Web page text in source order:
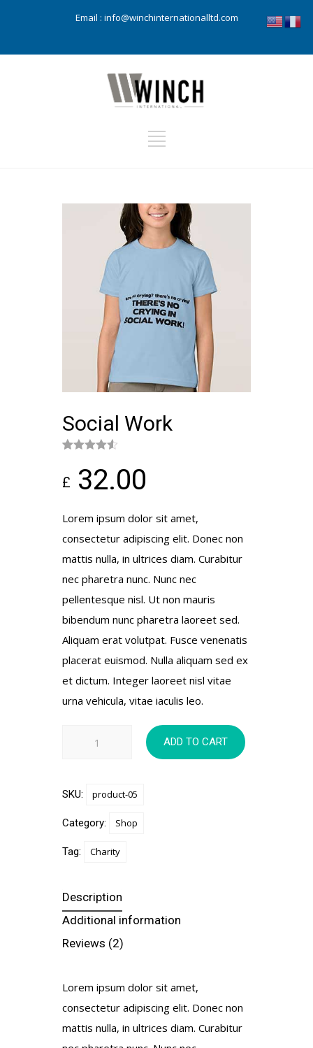
Email : info@winchinternationalltd.com
Social Work
out of 5
based on
customer
£ 32.00
Lorem ipsum dolor sit amet,
consectetur adipiscing elit. Donec non
mattis nulla, in ultrices diam. Curabitur
nec pharetra nunc. Nunc nec
pellentesque nisl. Ut non mauris
bibendum nunc pharetra laoreet sed.
Aliquam erat volutpat. Fusce venenatis
placerat euismod. Nulla aliquam sed ex
et dictum. Integer laoreet nisl vitae
urna vehicula, vitae iaculis leo.
ADD TO CART
SKU: product-05
Category: Shop
Tag: Charity
Description
Additional information
Reviews (2)
Lorem ipsum dolor sit amet,
consectetur adipiscing elit. Donec non
mattis nulla, in ultrices diam. Curabitur